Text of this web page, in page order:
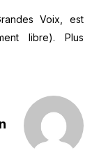
Voix, est
libre). Plus